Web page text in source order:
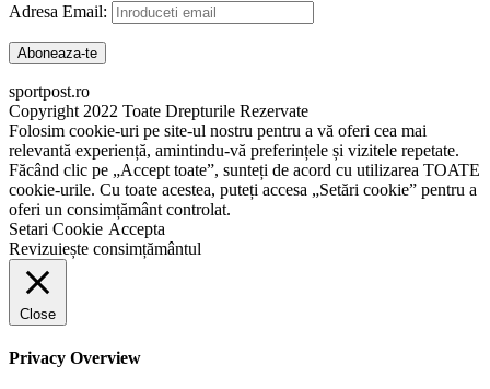
Adresa Email:
sportpost.ro
Copyright 2022 Toate Drepturile Rezervate
Folosim cookie-uri pe site-ul nostru pentru a vă oferi cea mai
relevantă experiență, amintindu-vă preferințele și vizitele repetate.
Făcând clic pe „Accept toate”, sunteți de acord cu utilizarea TOATE
cookie-urile. Cu toate acestea, puteți accesa „Setări cookie” pentru a
oferi un consimțământ controlat.
Setari Cookie Accepta
Revizuiește consimțământul
Close
Privacy Overview